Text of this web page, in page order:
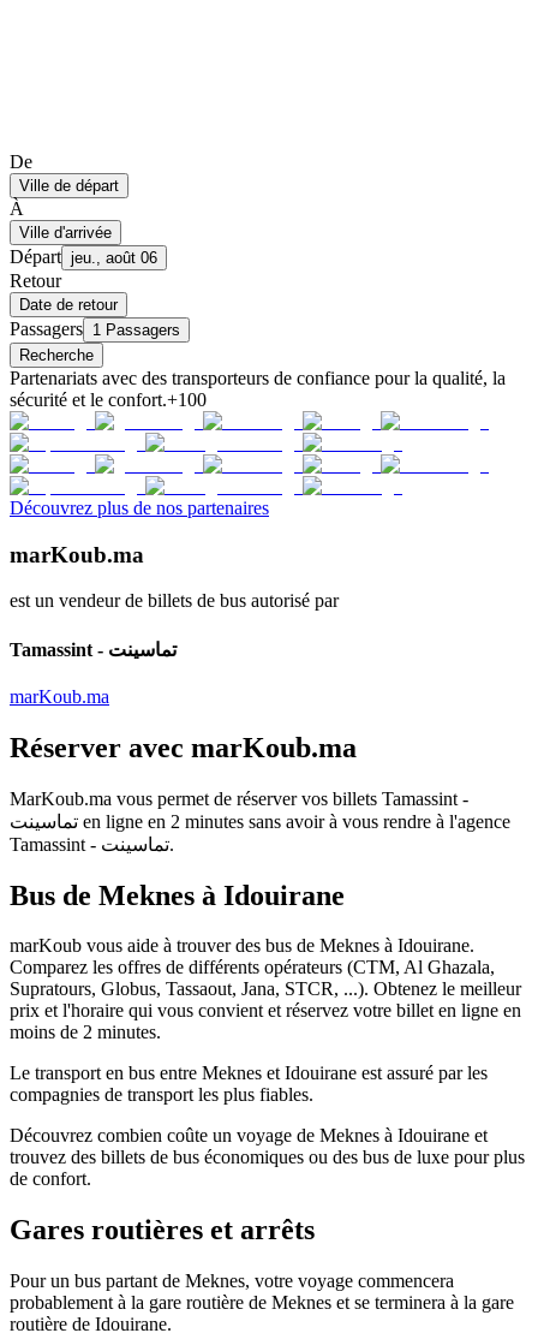
De
Ville de départ
À
Ville d'arrivée
Départ jeu., août 06
Retour
Date de retour
Passagers 1 Passagers
Recherche
Partenariats avec des transporteurs de confiance pour la qualité, la
sécurité et le confort.+100
Découvrez plus de nos partenaires
marKoub.ma
est un vendeur de billets de bus autorisé par
Tamassint - تماسينت
marKoub.ma
Réserver avec marKoub.ma
MarKoub.ma vous permet de réserver vos billets Tamassint -
تماسينت en ligne en 2 minutes sans avoir à vous rendre à l'agence
Tamassint - تماسينت.
Bus de Meknes à Idouirane
marKoub vous aide à trouver des bus de Meknes à Idouirane.
Comparez les offres de différents opérateurs (CTM, Al Ghazala,
Supratours, Globus, Tassaout, Jana, STCR, ...). Obtenez le meilleur
prix et l'horaire qui vous convient et réservez votre billet en ligne en
moins de 2 minutes.
Le transport en bus entre Meknes et Idouirane est assuré par les
compagnies de transport les plus fiables.
Découvrez combien coûte un voyage de Meknes à Idouirane et
trouvez des billets de bus économiques ou des bus de luxe pour plus
de confort.
Gares routières et arrêts
Pour un bus partant de Meknes, votre voyage commencera
probablement à la gare routière de Meknes et se terminera à la gare
routière de Idouirane.